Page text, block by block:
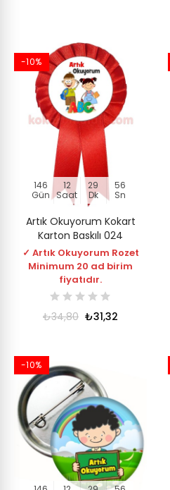
-10%
146
Gün
12
Saat
29
Dk
56
Sn
Artık Okuyorum Kokart
Karton Baskılı 024
✓ Artık Okuyorum Rozet
Minimum 20 ad birim
fiyatıdır.
₺34,80 ₺31,32
-10%